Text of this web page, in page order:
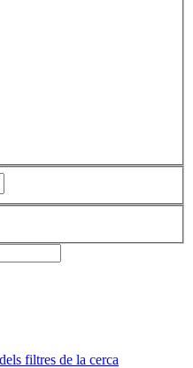
filtres de la cerca